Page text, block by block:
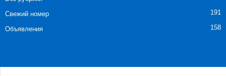
Свежий номер 191
Объявления 158